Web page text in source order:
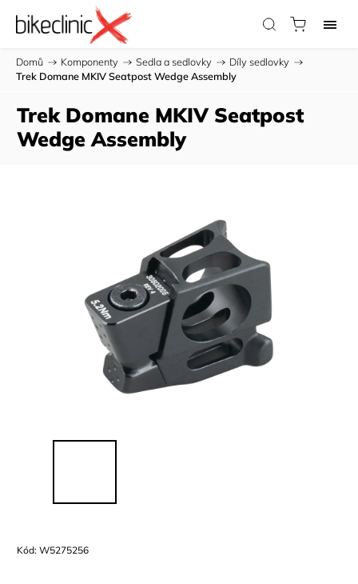
Domů / Komponenty / Sedla a sedlovky / Díly sedlovky /
Trek Domane MKIV Seatpost Wedge Assembly
Trek Domane MKIV Seatpost
Wedge Assembly
Kód: W5275256